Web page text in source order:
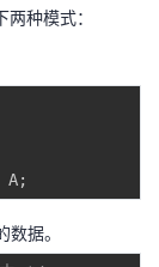
种模式：
A;
数据。